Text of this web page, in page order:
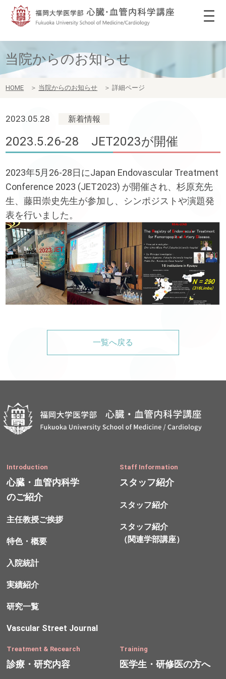
当院からのお知らせ
HOME ＞ 当院からのお知らせ ＞ 詳細ページ
2023.05.28 新着情報
2023.5.26-28 JET2023が開催
2023年5月26-28日にJapan Endovascular Treatment
Conference 2023 (JET2023) が開催され、杉原充先
生、藤田崇史先生が参加し、シンポジストや演題発
表を行いました。
一覧へ戻る
Introduction
心臓・血管内科学
のご紹介
主任教授ご挨拶
特色・概要
入院統計
実績紹介
研究一覧
Vascular Street Journal
Staff Information
スタッフ紹介
スタッフ紹介
スタッフ紹介
（関連学部講座）
Treatment & Recearch
診療・研究内容
Training
医学生・研修医の方へ